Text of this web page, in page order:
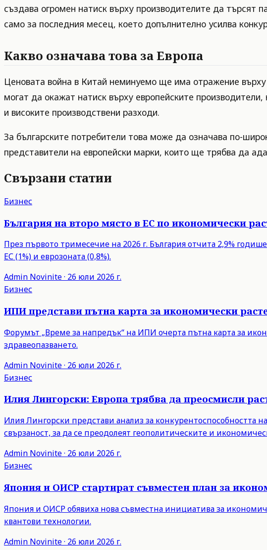
създава огромен натиск върху производителите да търсят
само за последния месец, което допълнително усилва
Какво означава това за Европа
Ценовата война в Китай неминуемо ще има отражение
могат да окажат натиск върху европейските
и високите производствени разходи.
За българските потребители това може да означава по-
представители на европейски марки, които ще трябва да
Свързани статии
Бизнес
България на второ място в ЕС по икономически
През първото тримесечие на 2026 г. България отчита 2,9%
ЕС (1%) и еврозоната (0,8%).
Admin Novinite· 26 юли 2026 г.
Бизнес
ИПИ представи пътна карта за икономически
Форумът „Време за напредък“ на ИПИ очерта пътна карта за
здравеопазването.
Admin Novinite· 26 юли 2026 г.
Бизнес
Илия Лингорски: Европа трябва да преосмисли
Илия Лингорски представи анализ за конкурентоспособността
свързаност, за да се преодолеят геополитическите и
Admin Novinite· 26 юли 2026 г.
Бизнес
Япония и ОИСР стартират съвместен план за
Япония и ОИСР обявиха нова съвместна инициатива за
квантови технологии.
Admin Novinite· 26 юли 2026 г.